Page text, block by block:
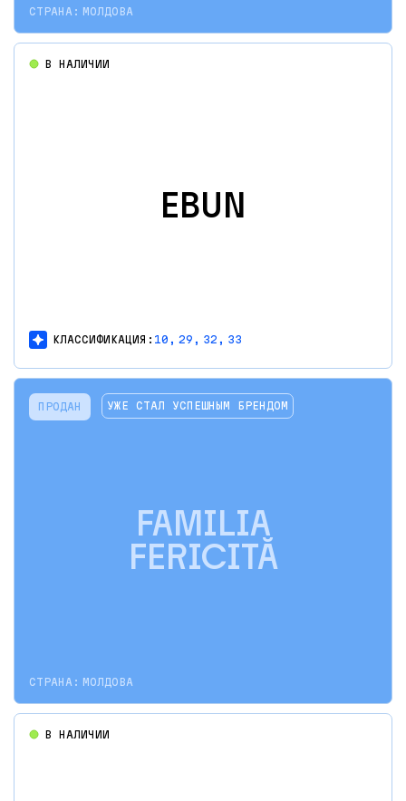
СТРАНА: МОЛДОВА
В НАЛИЧИИ
EBUN
КЛАССИФИКАЦИЯ: 10, 29, 32, 33
ПРОДАН УЖЕ СТАЛ УСПЕШНЫМ БРЕНДОМ
FAMILIA
FERICITĂ
СТРАНА: МОЛДОВА
В НАЛИЧИИ